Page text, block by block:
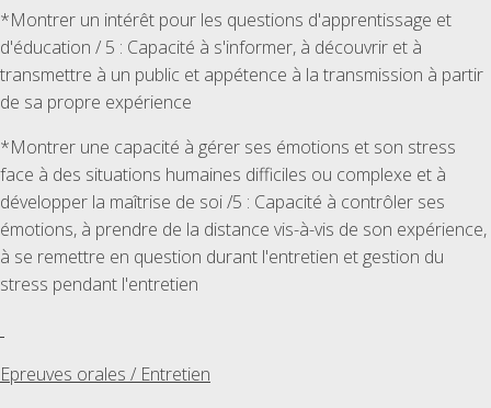
*Montrer un intérêt pour les questions d'apprentissage et
d'éducation / 5 : Capacité à s'informer, à découvrir et à
transmettre à un public et appétence à la transmission à partir
de sa propre expérience
*Montrer une capacité à gérer ses émotions et son stress
face à des situations humaines difficiles ou complexe et à
développer la maîtrise de soi /5 : Capacité à contrôler ses
émotions, à prendre de la distance vis-à-vis de son expérience,
à se remettre en question durant l'entretien et gestion du
stress pendant l'entretien
Epreuves orales / Entretien